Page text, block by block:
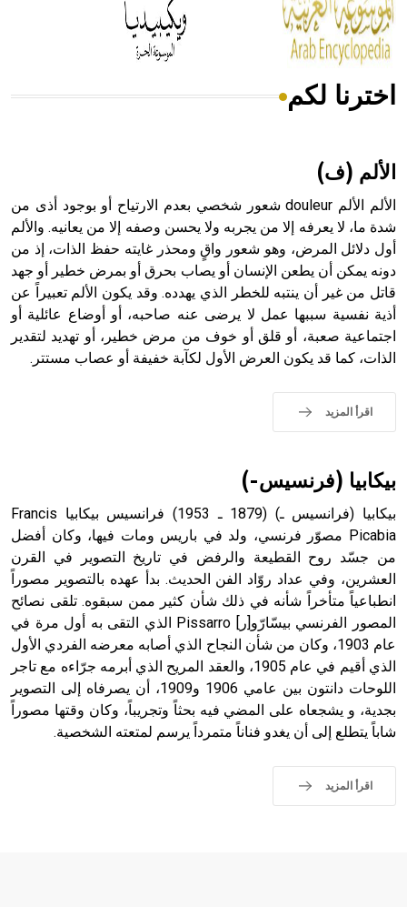
أجود أنواعه، ويمتاز بكبر الحجم ويسمى الش
هل تعلم أن الأبسيد كلمة فرنسية اللفظ تم اعتمادها مصطلحاً
- هل تعلم أن أبجر Abgar اسم معروف جيداً يعود إلى عدد من
الملوك الذين حكموا مدينة إديسا (الرها) من أبجر الأول وحتى
التاسع، وهم ينتسبون إلى أسرة أوسروين
sign تكتب منفصلة غير متصلة، وتعتمد المبدأ الأكوروفوني،
اخترنا لكم
الألم (ف)
الألم الألم douleur شعور شخصي بعدم الارتياح أو بوجود أذى من
شدة ما، لا يعرفه إلا من يجربه ولا يحسن وصفه إلا من يعانيه. والألم
أول دلائل المرض، وهو شعور واقٍ ومحذر غايته حفظ الذات، إذ من
دونه يمكن أن يطعن الإنسان أو يصاب بحرق أو بمرض خطير أو جهد
قاتل من غير أن ينتبه للخطر الذي يهدده. وقد يكون الألم تعبيراً عن
أذية نفسية سببها عمل لا يرضى عنه صاحبه، أو أوضاع عائلية أو
اجتماعية صعبة، أو قلق أو خوف من مرض خطير، أو تهديد لتقدير
الذات، كما قد يكون العرض الأول لكآبة خفيفة أو عصاب مستتر.
اقرأ المزيد
بيكابيا (فرنسيس-)
بيكابيا (فرانسيس ـ) (1879 ـ 1953) فرانسيس بيكابيا Francis
Picabia مصوّر فرنسي، ولد في باريس ومات فيها، وكان أفضل
من جسّد روح القطيعة والرفض في تاريخ التصوير في القرن
العشرين، وفي عداد روّاد الفن الحديث. بدأ عهده بالتصوير مصوراً
انطباعياً متأخراً شأنه في ذلك شأن كثير ممن سبقوه. تلقى نصائح
المصور الفرنسي بيسّارّو[ر] Pissarro الذي التقى به أول مرة في
عام 1903، وكان من شأن النجاح الذي أصابه معرضه الفردي الأول
الذي أقيم في عام 1905، والعقد المريح الذي أبرمه جرّاءه مع تاجر
اللوحات دانتون بين عامي 1906 و1909، أن يصرفاه إلى التصوير
بجدية، و يشجعاه على المضي فيه بحثاً وتجريباً، وكان وقتها مصوراً
شاباً يتطلع إلى أن يغدو فناناً متمرداً يرسم لمتعته الشخصية.
اقرأ المزيد